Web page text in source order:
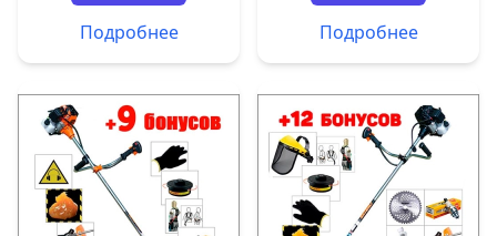
Подробнее
Подробнее